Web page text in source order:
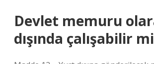
Devlet memuru
dışında çalışabilir